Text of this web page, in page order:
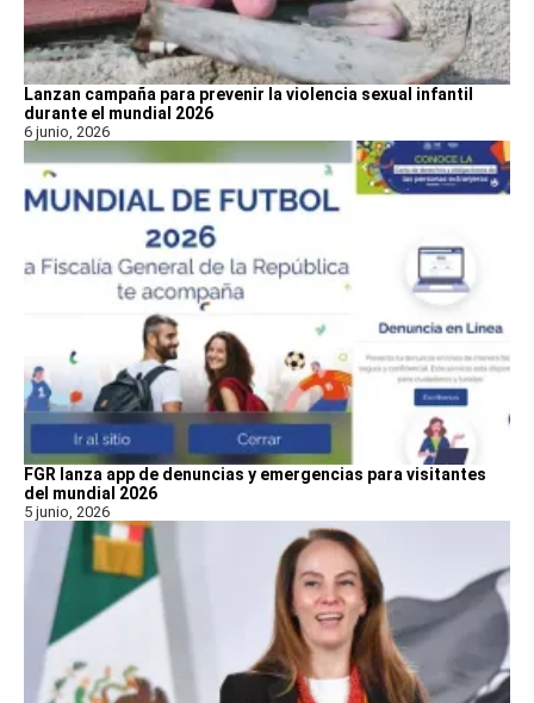
Lanzan campaña para prevenir la violencia sexual infantil
durante el mundial 2026
6 junio, 2026
FGR lanza app de denuncias y emergencias para visitantes
del mundial 2026
5 junio, 2026